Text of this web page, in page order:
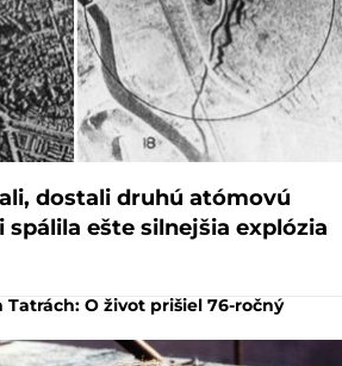
dostali druhú atómovú
spálila ešte silnejšia explózia
O život prišiel 76-ročný